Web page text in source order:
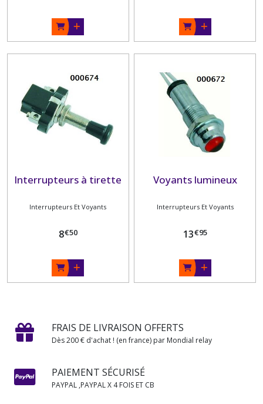
Interrupteurs à tirette
Interrupteurs Et Voyants
8€50
Voyants lumineux
Interrupteurs Et Voyants
13€95
FRAIS DE LIVRAISON OFFERTS
Dès 200 € d'achat ! (en france) par Mondial relay
PAIEMENT SÉCURISÉ
PAYPAL ,PAYPAL X 4 FOIS ET CB